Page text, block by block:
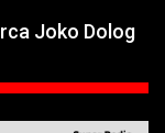
Joko Dolog